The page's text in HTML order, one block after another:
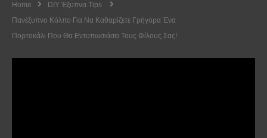
Home
DIY Έξυπνα Tips
Πανέξυπνο Κόλπο Για Να Καθαρίζετε Γρήγορα Ένα
Πορτοκάλι Που Θα Εντυπωσιάσει Τους Φίλους Σας!